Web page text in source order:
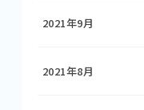
2021年9月
2021年8月